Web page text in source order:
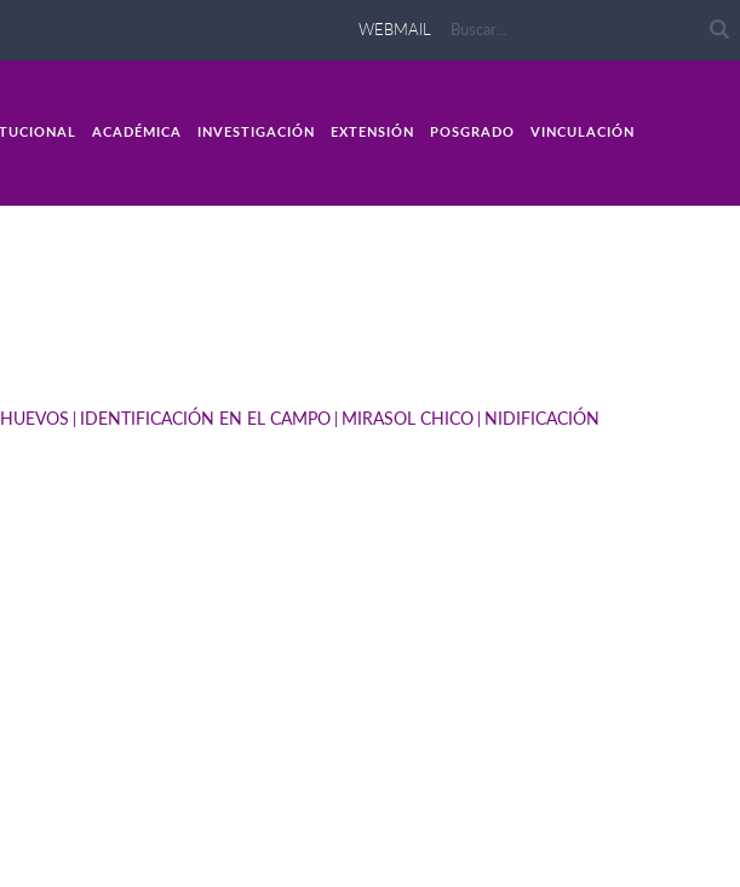
WEBMAIL
ACADÉMICA INVESTIGACIÓN EXTENSIÓN POSGRADO VINCULACIÓN
HUEVOS IDENTIFICACIÓN EN EL CAMPO MIRASOL CHICO NIDIFICACIÓN